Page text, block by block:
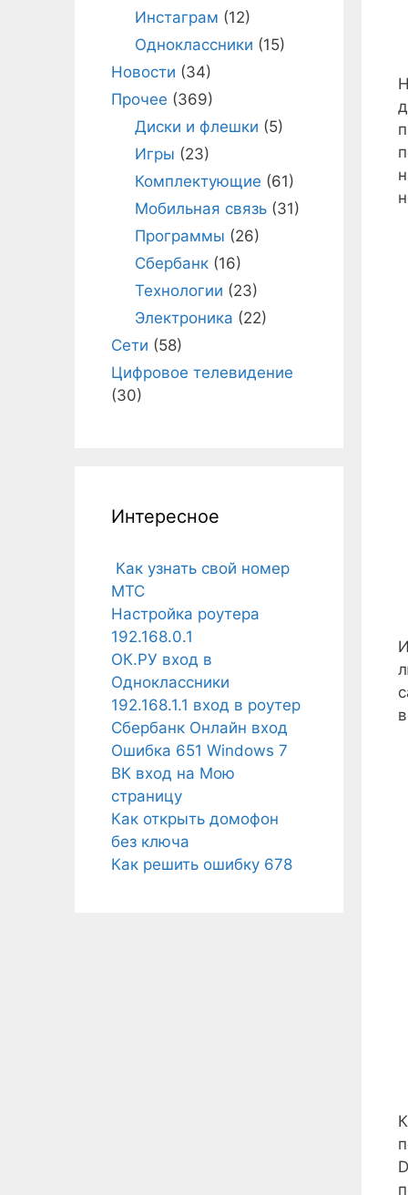
Инстаграм (12)
Одноклассники (15)
Новости (34)
Прочее (369)
Диски и флешки (5)
Игры (23)
Комплектующие (61)
Мобильная связь(31)
Программы (26)
Сбербанк(16)
Технологии (23)
Электроника (22)
Сети (58)
Цифровое телевидение
(30)
Интересное
Как узнать свой номер
МТС
Настройка роутера
192.168.0.1
ОК.РУ вход в
Одноклассники
192.168.1.1 вход в роутер
Сбербанк Онлайн вход
Ошибка 651 Windows 7
ВК вход на Мою
страницу
Как открыть домофон
без ключа
Как решить ошибку 678